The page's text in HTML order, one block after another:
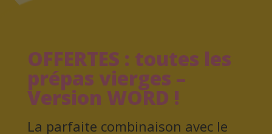
OFFERTES : toutes les
prépas vierges –
Version WORD !
La parfaite combinaison avec le